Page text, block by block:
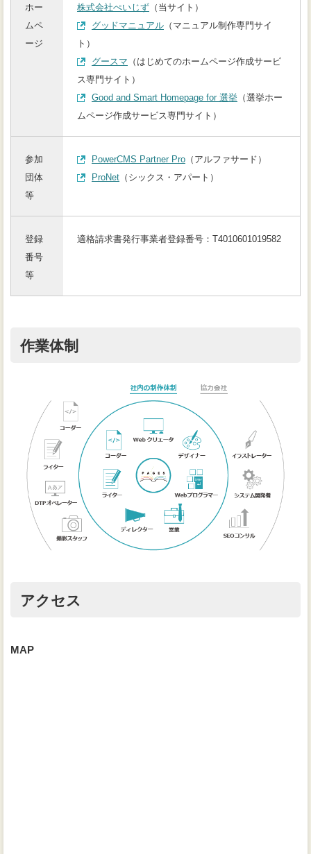
ホー
ムペ
ージ
株式会社ぺいじず （当サイト）
グッドマニュアル（別タブで開きます）
（マニュアル制作専門サイ
ト）
グースマ （別タブで開きます）
（はじめてのホームページ作成サービ
ス専門サイト）
Good and Smart Homepage for 選挙 （別タブで開き
（選挙ホー
ムページ作成サービス専門サイト）
参加
団体
等
PowerCMS Partner Pro（別タブで開きます）
（アルファサード）
ProNet（別タブで開きます）
（シックス・アパート）
登録
番号
等
適格請求書発行事業者登録番号： T4010601019582
作業体制
アクセス
MAP